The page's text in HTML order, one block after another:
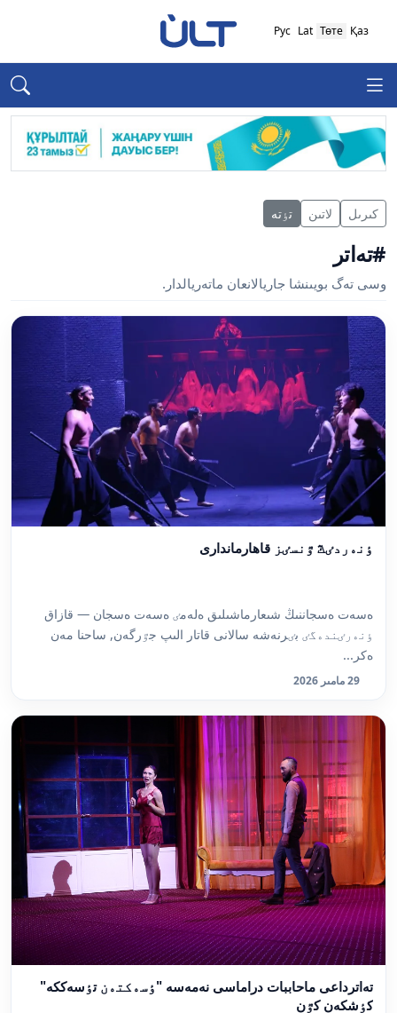
Қаз
Төте
Lat
Рус
كىرىل لاتىن تٶتە
#تەاتر
وسى تەگ بويىنشا جاريالانعان ماتەريالدار.
ٶنەردٸڭ ٷنسٸز قاھارماندارى
ەسەت ەسجاننىڭ شىعارماشىلىق ەلەمٸ ەسەت ەسجان — قازاق
ٶنەرٸندەگٸ بٸرنەشە سالانى قاتار الىپ جٷرگەن, ساحنا مەن
ەكر...
29 مامىر 2026
تەاترداعى ماحاببات دراماسى نەمەسە "ٶسەكتەن تٶسەككە"
كٶشكەن كٷن